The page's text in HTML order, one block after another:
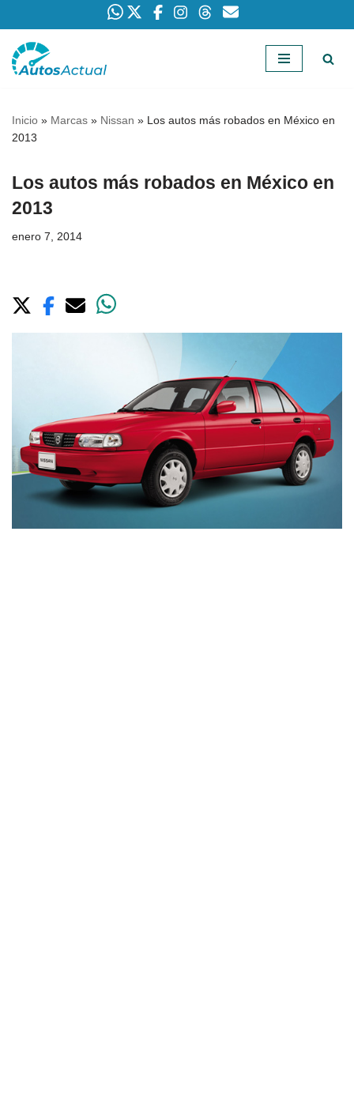
Saltar
Inicio » Marcas » Nissan » Los autos más robados en México en
2013
Los autos más robados en México en
2013
enero 7, 2014